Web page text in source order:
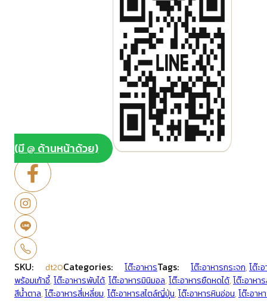
(มี @ ด้านหน้าด้วย)
SKU: dt20Categories: โต๊ะอาหารTags: โต๊ะอาหารกระจก,โต๊ะ
พร้อมเก้าอี้,โต๊ะอาหารพับได้,โต๊ะอาหารมินิมอล,โต๊ะอาหารยืดหดได้,โต๊ะอาหา
สีน้ำตาล,โต๊ะอาหารสี่เหลี่ยม,โต๊ะอาหารสไตล์ญี่ปุ่น,โต๊ะอาหารหินอ่อน,โต๊ะอาห